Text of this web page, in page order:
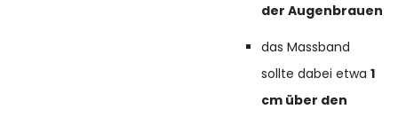
der Augenbrauen
das Massband
sollte dabei etwa1
cm über den